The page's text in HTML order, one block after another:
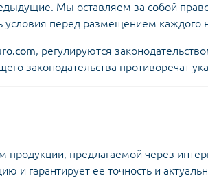
Мы оставляем за собой
перед размещением каждого
, регулируются
законодательства противоречат
предлагаемой через
и гарантирует ее точность и